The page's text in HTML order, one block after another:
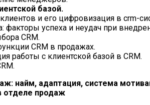
базой.
и его цифровизация в crm-
факторы успеха и неудач при
CRM.
CRM в продажах.
работы с клиентской базой в CRM.
найм, адаптация, система
отделе продаж